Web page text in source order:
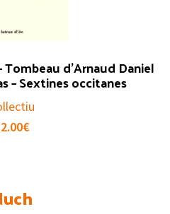
d’Arnaud Daniel
– Sextines occitanes
€